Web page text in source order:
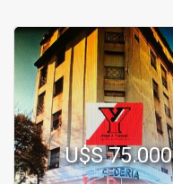
U$S 75.000